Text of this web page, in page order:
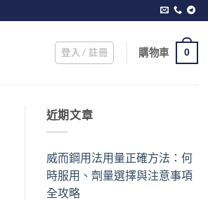
登入 / 註冊 購物車 0
近期文章
威而鋼用法用量正確方法：何
時服用、劑量選擇與注意事項
全攻略